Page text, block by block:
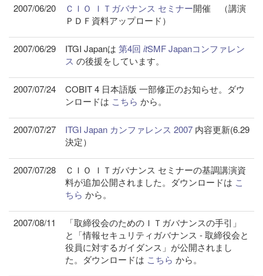
2007/06/20 ＣＩＯ ＩＴガバナンス セミナー開催 （講演
ＰＤＦ資料アップロード）
2007/06/29 ITGI Japanは 第4回 itSMF Japanコンファレン
ス の後援をしています。
2007/07/24
COBIT 4 日本語版 一部修正のお知らせ。ダウ
ンロードは こちら から。
2007/07/27 ITGI Japan カンファレンス 2007 内容更新(6.29
決定）
2007/07/28
ＣＩＯ ＩＴガバナンス セミナーの基調講演資
料が追加公開されました。ダウンロードは こ
ちら から。
2007/08/11
「取締役会のためのＩＴガバナンスの手引」
と「情報セキュリティガバナンス - 取締役会と
役員に対するガイダンス」が公開されまし
た。ダウンロードは こちら から。